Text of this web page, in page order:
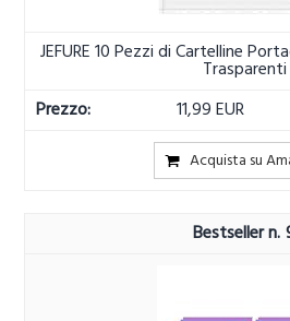
JEFURE 10 Pezzi di Cartelline
Trasparenti
11,99 EUR
Acquista su